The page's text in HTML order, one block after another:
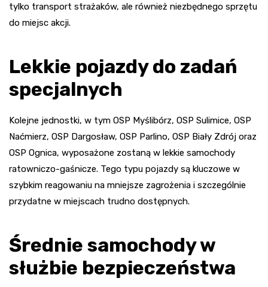
tylko transport strażaków, ale również niezbędnego sprzętu
do miejsc akcji.
Lekkie pojazdy do zadań
specjalnych
Kolejne jednostki, w tym OSP Myślibórz, OSP Sulimice, OSP
Naćmierz, OSP Dargosław, OSP Parlino, OSP Biały Zdrój oraz
OSP Ognica, wyposażone zostaną w lekkie samochody
ratowniczo-gaśnicze. Tego typu pojazdy są kluczowe w
szybkim reagowaniu na mniejsze zagrożenia i szczególnie
przydatne w miejscach trudno dostępnych.
Średnie samochody w
służbie bezpieczeństwa